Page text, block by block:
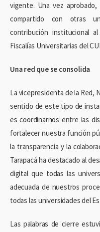
vigente. Una vez
compartido con otras
contribución institucional
Fiscalías Universitarias del
Una red que se consolida
La vicepresidenta de la Red,
sentido de este tipo de
es coordinarnos entre las
fortalecer nuestra función
la transparencia y la
Tarapacá ha destacado al
digital que todas las
adecuada de nuestros
todas las universidades del
Las palabras de cierre